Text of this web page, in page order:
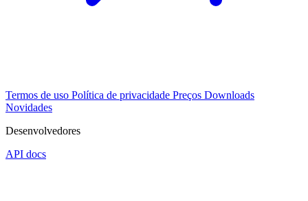
Termos de uso Política de privacidade Preços Downloads
Novidades
Desenvolvedores
API docs